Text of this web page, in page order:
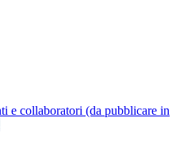
e collaboratori (da pubblicare in